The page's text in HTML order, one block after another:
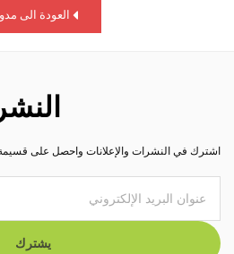
العودة الى
اشترك في النشرات والإعلانات واحصل على
يشترك